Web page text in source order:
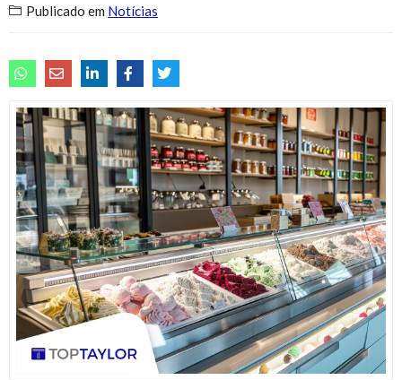
Publicado em Notícias